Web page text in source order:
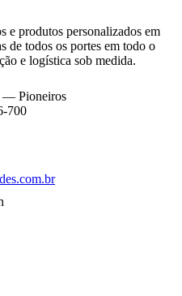
e produtos personalizados em
de todos os portes em todo o
e logística sob medida.
— Pioneiros
700